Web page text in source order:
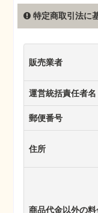
特定商取引法に
販売業者
運営統括責任者名
郵便番号
住所
商品代金以外の料